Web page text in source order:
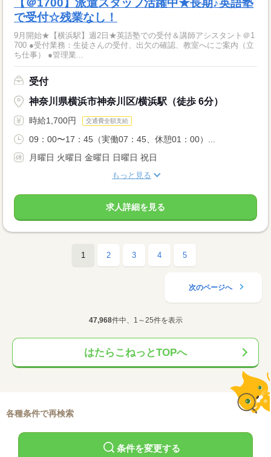
【＠1700】派遣スタッフ活躍中★長期♪英語塾
で受付☆残業なし！
9月開始★【横浜駅】週2日★英語塾での受付＆講師アシスタント＠1
700 ●受付業務：生徒さんの受付、出欠の確認、教室へにご案内（立
ち仕事） ●管理業...
受付
神奈川県横浜市神奈川区/横浜駅（徒歩 6分）
時給1,700円 交通費全額支給
09：00〜17：45（実働07：45、休憩01：00）...
月曜日 火曜日 金曜日 日曜日 祝日
もっと見る
求人詳細を見る
1 2 3 4 5
次のページへ
47,968件中、1～25件を表示
はたらこねっとTOPへ
各種条件で再検索
条件を変更する